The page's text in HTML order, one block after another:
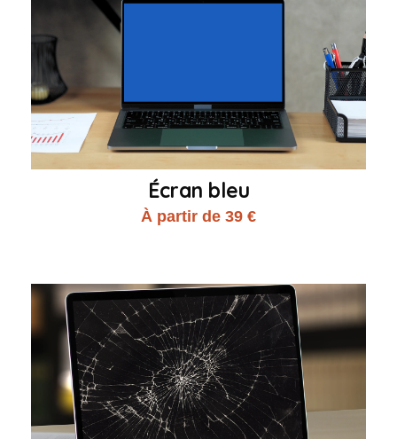
Écran bleu
À partir de 39 €